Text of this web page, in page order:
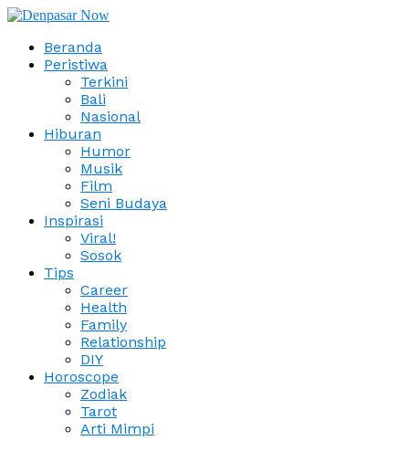
Beranda
Peristiwa
Terkini
Bali
Nasional
Hiburan
Humor
Musik
Film
Seni Budaya
Inspirasi
Viral!
Sosok
Tips
Career
Health
Family
Relationship
DIY
Horoscope
Zodiak
Tarot
Arti Mimpi